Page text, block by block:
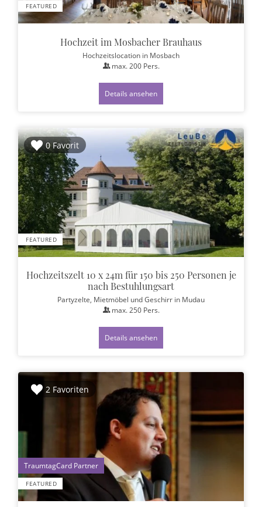
FEATURED
Hochzeit im Mosbacher Brauhaus
Hochzeitslocation in Mosbach
max. 200Pers.
Details ansehen
0 Favorit
FEATURED
Hochzeitszelt 10 x 24m für 150 bis 250 Personen je
nach Bestuhlungsart
Partyzelte, Mietmöbel und Geschirr in Mudau
max.250Pers.
Details ansehen
2 Favoriten
FEATURED
1